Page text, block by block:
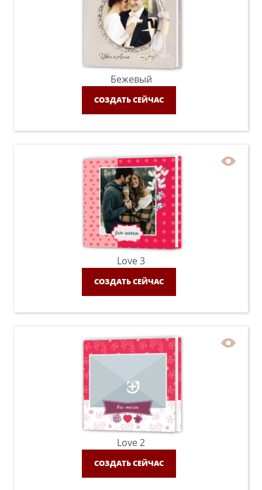
Бежевый
СОЗДАТЬ СЕЙЧАС
Love 3
СОЗДАТЬ СЕЙЧАС
Love 2
СОЗДАТЬ СЕЙЧАС